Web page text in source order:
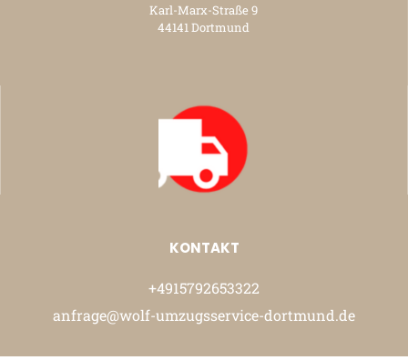
Karl-Marx-Straße 9
44141 Dortmund
KONTAKT
+4915792653322
anfrage@wolf-umzugsservice-dortmund.de